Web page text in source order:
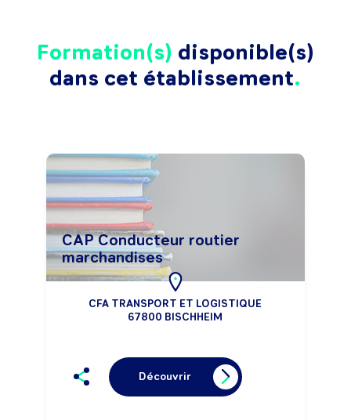
Formation(s) disponible(s)
dans cet établissement
CAP Conducteur routier
marchandises
CFA TRANSPORT ET LOGISTIQUE
67800 BISCHHEIM
Découvrir